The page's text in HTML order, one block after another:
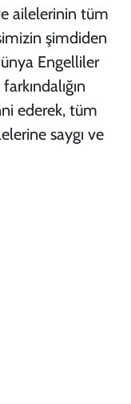
ailelerinin tüm
şimdiden
Engelliler
ederek, tüm
saygı ve